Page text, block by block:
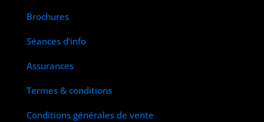
Brochures
Séances d’info
Assurances
Termes & conditions
Conditions générales de vente